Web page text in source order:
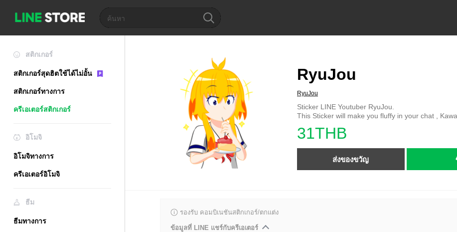
สติกเกอร์
สติกเกอร์สุดฮิตใช้ได้ไม่อั้น
สติกเกอร์ทางการ
ครีเอเตอร์สติกเกอร์
อิโมจิ
อิโมจิทางการ
ครีเอเตอร์อิโมจิ
ธีม
ธีมทางการ
RyuJou
RyuJou
Sticker LINE Youtuber RyuJou.
This Sticker will make you fluffy in your chat ,
31THB
ส่งของขวัญ
รองรับ คอมบิเนชันสติกเกอร์/ตกแต่ง
ข้อมูลที่ LINE แชร์กับครีเอเตอร์